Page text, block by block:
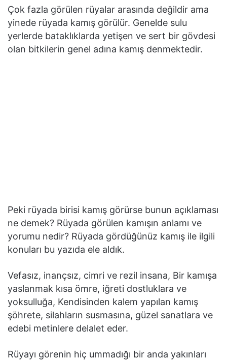
Çok fazla görülen rüyalar arasında değildir ama
yinede rüyada kamış görülür. Genelde sulu
yerlerde bataklıklarda yetişen ve sert bir gövdesi
olan bitkilerin genel adına kamış denmektedir.
Peki rüyada birisi kamış görürse bunun açıklaması
ne demek? Rüyada görülen kamışın anlamı ve
yorumu nedir? Rüyada gördüğünüz kamış ile ilgili
konuları bu yazıda ele aldık.
Vefasız, inançsız, cimri ve rezil insana, Bir kamışa
yaslanmak kısa ömre, iğreti dostluklara ve
yoksulluğa, Kendisinden kalem yapılan kamış
şöhrete, silahların susmasına, güzel sanatlara ve
edebi metinlere delalet eder.
Rüyayı görenin hiç ummadığı bir anda yakınları